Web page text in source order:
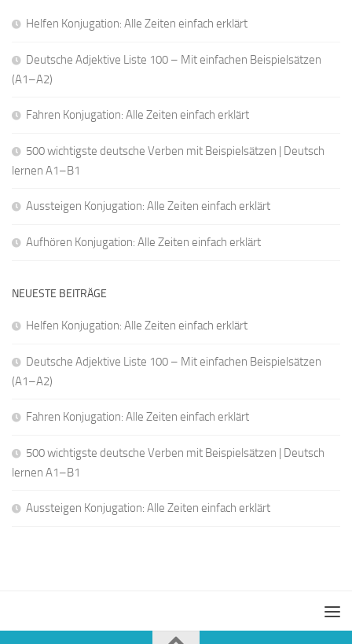
Helfen Konjugation: Alle Zeiten einfach erklärt
Deutsche Adjektive Liste 100 – Mit einfachen Beispielsätzen
(A1–A2)
Fahren Konjugation: Alle Zeiten einfach erklärt
500 wichtigste deutsche Verben mit Beispielsätzen | Deutsch
lernen A1–B1
Aussteigen Konjugation: Alle Zeiten einfach erklärt
Aufhören Konjugation: Alle Zeiten einfach erklärt
NEUESTE BEITRÄGE
Helfen Konjugation: Alle Zeiten einfach erklärt
Deutsche Adjektive Liste 100 – Mit einfachen Beispielsätzen
(A1–A2)
Fahren Konjugation: Alle Zeiten einfach erklärt
500 wichtigste deutsche Verben mit Beispielsätzen | Deutsch
lernen A1–B1
Aussteigen Konjugation: Alle Zeiten einfach erklärt